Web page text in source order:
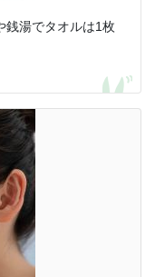
銭湯でタオルは1枚